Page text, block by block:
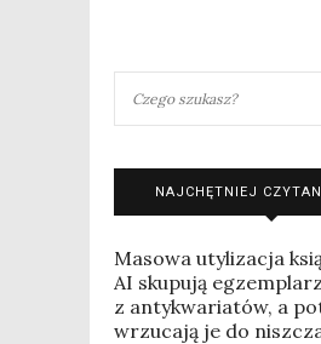
NAJCHĘTNIEJ
Masowa utylizacja
AI skupują
z antykwariatów, a
wrzucają je do